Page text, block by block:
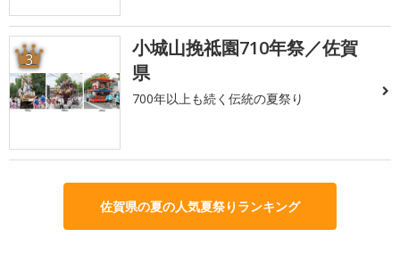
3
小城山挽祗園710年祭／佐賀
県
700年以上も続く伝統の夏祭り
佐賀県の夏の人気夏祭りランキング